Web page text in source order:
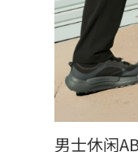
男士休闲